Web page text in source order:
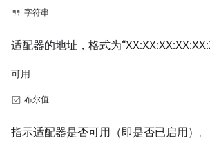
字符串
适配器的地址，格式为
可用
布尔值
指示适配器是否可用（即是否已启用）。